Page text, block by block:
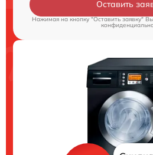
Оставить
Нажимая на кнопку "Оставить заявку"